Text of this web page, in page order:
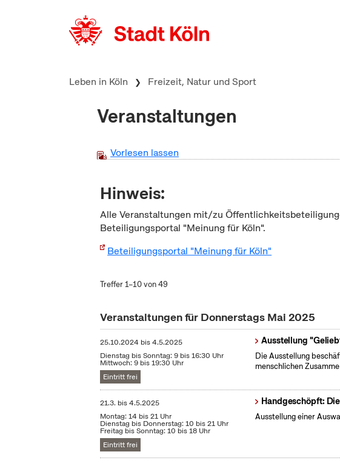
Leben in Köln Freizeit, Natur und Sport
Veranstaltungen
Vorlesen lassen
Hinweis:
Alle Veranstaltungen mit/zu
Beteiligungsportal "Meinung für Köln".
Beteiligungsportal "Meinung für Köln"
Treffer 1–10 von 49
Veranstaltungen für Donnerstags Mai 2025
25.10.2024 bis4.5.2025
Dienstag bis Sonntag: 9 bis 16:30 Uhr
Mittwoch: 9 bis 19:30 Uhr
Eintritt frei
Ausstellung
Die Ausstellung
menschlichen
21.3. bis4.5.2025
Montag: 14 bis 21 Uhr
Dienstag bis Donnerstag: 10 bis 21 Uhr
Freitag bis Sonntag: 10 bis 18 Uhr
Eintritt frei
Handgeschöpft:
Ausstellung einer